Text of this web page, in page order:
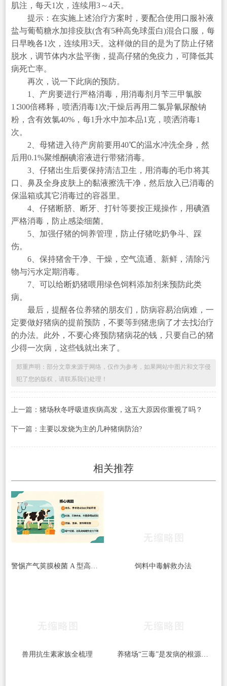
肌注，每天1次，连续用3～4天。
提示：在实施上述治疗方案时，要配合使用口服补液
盐与葡萄糖水加排疫肽(含有5种高免球蛋白)混合口服，每
日早晚各1次，连续用3天。这样做的目的是为了防止仔猪
脱水，调节体内水盐平衡，提高仔猪的免疫力，可降低其
病死亡率。
再次，说一下此病的预防。
1、产房要进行严格消毒，用消毒剂月苄三甲氯胺
1∶300倍稀释，喷洒消毒1次;干燥后再用二氯异氰尿酸钠
粉，含有效氯40%，每1升水中加本品1克，喷洒消毒1
次。
2、母猪进入待产房前要用40℃的温水冲洗全身，然
后用0.1%聚维酮碘溶液进行带猪消毒。
3、仔猪出生后要保持清洁卫生，用消毒的毛巾将其
口、鼻及全身皮肤上的黏液擦洗干净，然后放入已消毒的
保温箱或其它消毒过的容器里。
4、仔猪断脐、断牙、打针等要按正规操作，用碘酒
严格消毒，防止感染细菌。
5、加强仔猪的饲养管理，防止仔猪吃奶争斗、踩
伤。
6、保持猪舍干净、干燥，空气流通、新鲜，清除污
物与污水定期消毒。
7、可以给断奶猪喂用绿色饲料添加剂来预防此类
病。
最后，提醒各位养猪的朋友们，防病容易治病难，一
定要做好猪病的提前预防，不要等到猪患病了才去找治疗
的办法。此外，不要心疼预防猪病花的钱，只要自己的猪
少得一次病，这些钱就出来了。
郑重声明：部分文章来源于网络，仅作为参考，如果网站中图片和文字侵
犯了您的版权，请联系我们处理！
上一篇： 猪场秋冬呼吸道疾病高发，这五大原因你重视了吗？
下一篇： 主要以发烧为主的几种猪病防治?
相关推荐
饲料中毒解救办法
兽用抗生素家族全梳理 养猪场“三毒”是发病的根源！搞好防治很重要！